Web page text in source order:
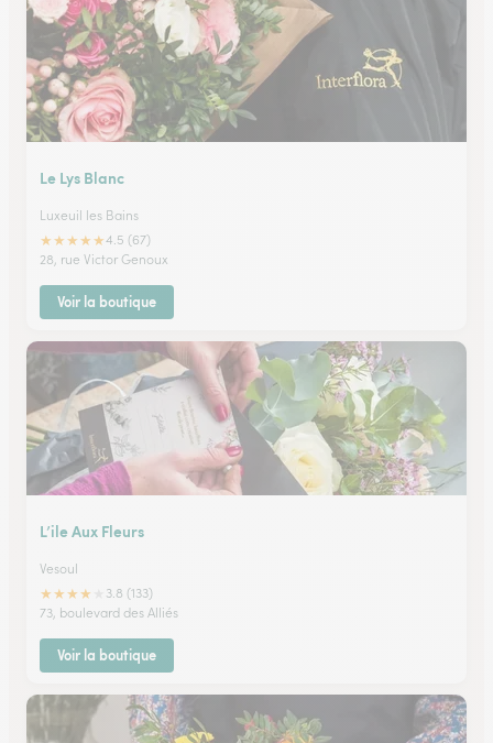
Le Lys Blanc
Luxeuil les Bains
★★★★★4.5 (67)
28, rue Victor Genoux
Voir la boutique
L’ile Aux Fleurs
Vesoul
★★★★
3.8 (133)
73, boulevard des Alliés
Voir la boutique